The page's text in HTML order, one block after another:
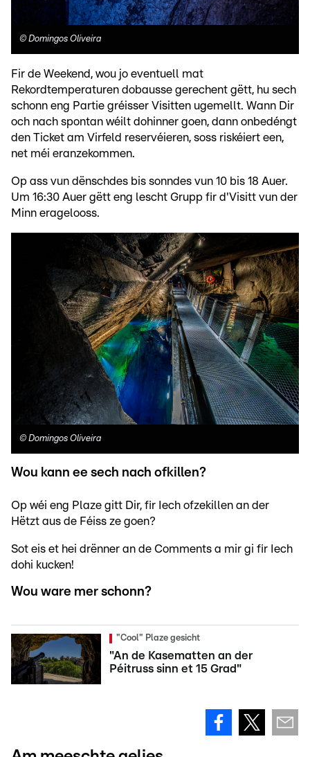
© Domingos Oliveira
Fir de Weekend, wou jo eventuell mat
Rekordtemperaturen dobausse gerechent gëtt, hu sech
schonn eng Partie gréisser Visitten ugemellt. Wann Dir
och nach spontan wéilt dohinner goen, dann onbedéngt
den Ticket am Virfeld reservéieren, soss riskéiert een,
net méi eranzekommen.
Op ass vun dënschdes bis sonndes vun 10 bis 18 Auer.
Um 16:30 Auer gëtt eng lescht Grupp fir d'Visitt vun der
Minn eragelooss.
© Domingos Oliveira
Wou kann ee sech nach ofkillen?
Op wéi eng Plaze gitt Dir, fir Iech ofzekillen an der
Hëtzt aus de Féiss ze goen?
Sot eis et hei drënner an de Comments a mir gi fir Iech
dohi kucken!
Wou ware mer schonn?
"Cool" Plaze gesicht
"An de Kasematten an der
Péitruss sinn et 15 Grad"